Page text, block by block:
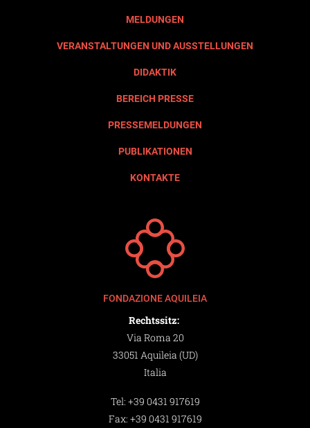
MELDUNGEN
VERANSTALTUNGEN UND AUSSTELLUNGEN
DIDAKTIK
BEREICH PRESSE
PRESSEMELDUNGEN
PUBLIKATIONEN
KONTAKTE
FONDAZIONE AQUILEIA
Rechtssitz:
Via Roma 20
33051 Aquileia (UD)
Italia
Tel: +39 0431 917619
Fax: +39 0431 917619